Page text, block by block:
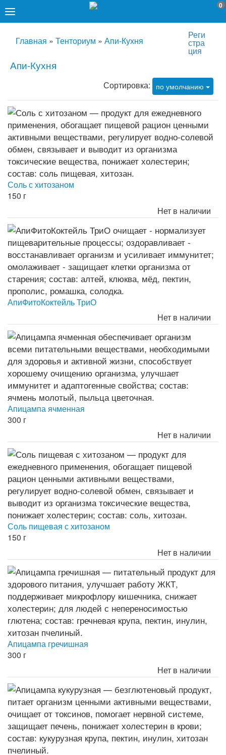
0
Реги
стра
ция
Главная » Тенториум » Апи-Кухня
Апи-Кухня
Сортировка: по умолчанию
Соль с хитозаном
150 г
Нет в наличии
АпиФитоКоктейль ТриО
Нет в наличии
Апицампа ячменная
300 г
Нет в наличии
Соль пищевая с хитозаном
150 г
Нет в наличии
Апицампа гречишная
300 г
Нет в наличии